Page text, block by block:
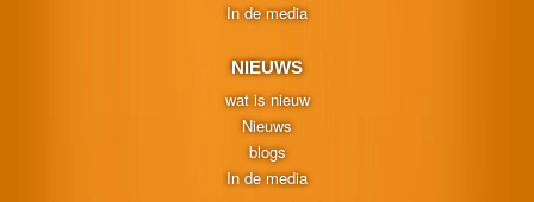
In de media
NIEUWS
wat is nieuw
Nieuws
blogs
In de media